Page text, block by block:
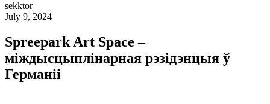
sekktor
July 9, 2024
Spreepark Art Space –
міждысцыплінарная рэзідэнцыя ў
Германіі